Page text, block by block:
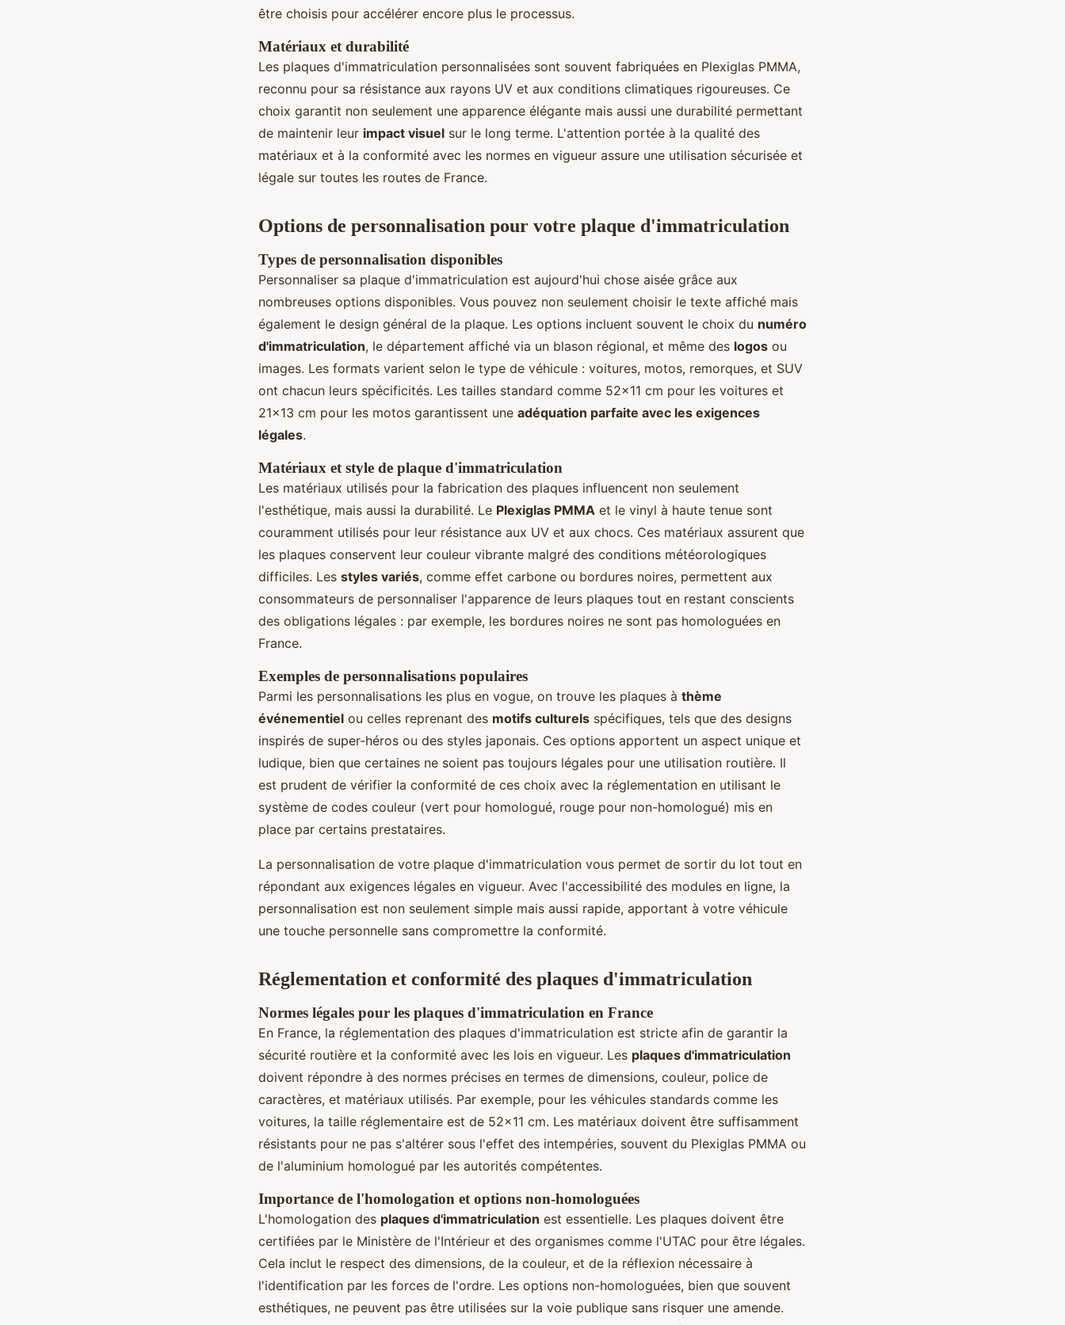
être choisis pour accélérer encore plus le processus.
Matériaux et durabilité
Les plaques d'immatriculation personnalisées sont souvent fabriquées en Plexiglas PMMA,
reconnu pour sa résistance aux rayons UV et aux conditions climatiques rigoureuses. Ce
choix garantit non seulement une apparence élégante mais aussi une durabilité permettant
de maintenir leur impact visuel sur le long terme. L'attention portée à la qualité des
matériaux et à la conformité avec les normes en vigueur assure une utilisation sécurisée et
légale sur toutes les routes de France.
Options de personnalisation pour votre plaque d'immatriculation
Types de personnalisation disponibles
Personnaliser sa plaque d'immatriculation est aujourd'hui chose aisée grâce aux
nombreuses options disponibles. Vous pouvez non seulement choisir le texte affiché mais
également le design général de la plaque. Les options incluent souvent le choix du numéro
d'immatriculation, le département affiché via un blason régional, et même des logos ou
images. Les formats varient selon le type de véhicule : voitures, motos, remorques, et SUV
ont chacun leurs spécificités. Les tailles standard comme 52x11 cm pour les voitures et
21x13 cm pour les motos garantissent une adéquation parfaite avec les exigences
légales.
Matériaux et style de plaque d'immatriculation
Les matériaux utilisés pour la fabrication des plaques influencent non seulement
l'esthétique, mais aussi la durabilité. Le Plexiglas PMMA et le vinyl à haute tenue sont
couramment utilisés pour leur résistance aux UV et aux chocs. Ces matériaux assurent que
les plaques conservent leur couleur vibrante malgré des conditions météorologiques
difficiles. Les styles variés, comme effet carbone ou bordures noires, permettent aux
consommateurs de personnaliser l'apparence de leurs plaques tout en restant conscients
des obligations légales : par exemple, les bordures noires ne sont pas homologuées en
France.
Exemples de personnalisations populaires
Parmi les personnalisations les plus en vogue, on trouve les plaques à thème
événementiel ou celles reprenant des motifs culturels spécifiques, tels que des designs
inspirés de super-héros ou des styles japonais. Ces options apportent un aspect unique et
ludique, bien que certaines ne soient pas toujours légales pour une utilisation routière. Il
est prudent de vérifier la conformité de ces choix avec la réglementation en utilisant le
système de codes couleur (vert pour homologué, rouge pour non-homologué) mis en
place par certains prestataires.
La personnalisation de votre plaque d'immatriculation vous permet de sortir du lot tout en
répondant aux exigences légales en vigueur. Avec l'accessibilité des modules en ligne, la
personnalisation est non seulement simple mais aussi rapide, apportant à votre véhicule
une touche personnelle sans compromettre la conformité.
Réglementation et conformité des plaques d'immatriculation
Normes légales pour les plaques d'immatriculation en France
En France, la réglementation des plaques d'immatriculation est stricte afin de garantir la
sécurité routière et la conformité avec les lois en vigueur. Les plaques d'immatriculation
doivent répondre à des normes précises en termes de dimensions, couleur, police de
caractères, et matériaux utilisés. Par exemple, pour les véhicules standards comme les
voitures, la taille réglementaire est de 52x11 cm. Les matériaux doivent être suffisamment
résistants pour ne pas s'altérer sous l'effet des intempéries, souvent du Plexiglas PMMA ou
de l'aluminium homologué par les autorités compétentes.
Importance de l'homologation et options non-homologuées
L'homologation des plaques d'immatriculation est essentielle. Les plaques doivent être
certifiées par le Ministère de l'Intérieur et des organismes comme l'UTAC pour être légales.
Cela inclut le respect des dimensions, de la couleur, et de la réflexion nécessaire à
l'identification par les forces de l'ordre. Les options non-homologuées, bien que souvent
esthétiques, ne peuvent pas être utilisées sur la voie publique sans risquer une amende.